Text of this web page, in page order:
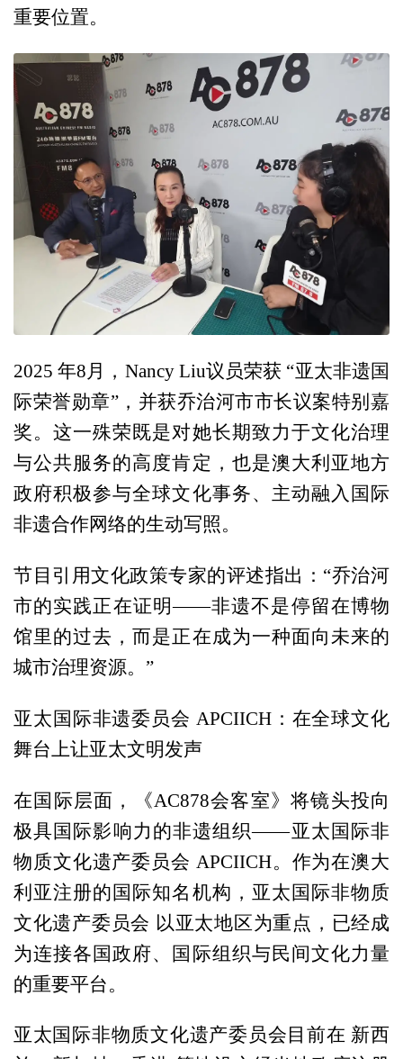
重要位置。
2025 年8月，Nancy Liu议员荣获 “亚太非遗国
际荣誉勋章”，并获乔治河市市长议案特别嘉
奖。这一殊荣既是对她长期致力于文化治理
与公共服务的高度肯定，也是澳大利亚地方
政府积极参与全球文化事务、主动融入国际
非遗合作网络的生动写照。
节目引用文化政策专家的评述指出：“乔治河
市的实践正在证明——非遗不是停留在博物
馆里的过去，而是正在成为一种面向未来的
城市治理资源。”
亚太国际非遗委员会 APCIICH：在全球文化
舞台上让亚太文明发声
在国际层面，《AC878会客室》将镜头投向
极具国际影响力的非遗组织——亚太国际非
物质文化遗产委员会 APCIICH。作为在澳大
利亚注册的国际知名机构，亚太国际非物质
文化遗产委员会 以亚太地区为重点，已经成
为连接各国政府、国际组织与民间文化力量
的重要平台。
亚太国际非物质文化遗产委员会目前在 新西